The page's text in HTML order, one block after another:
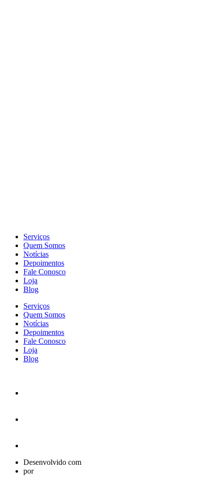
Serviços
Quem Somos
Notícias
Depoimentos
Fale Conosco
Loja
Blog
Serviços
Quem Somos
Notícias
Depoimentos
Fale Conosco
Loja
Blog
Desenvolvido com
por